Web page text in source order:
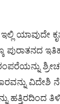
ಯಾವುದೇ
ಪುರಾತನದ
ವಿದೇಶಿ